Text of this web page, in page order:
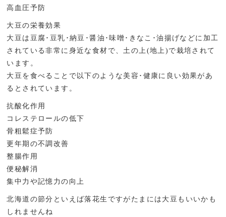
高血圧予防
大豆の栄養効果
大豆は豆腐･豆乳･納豆･醤油･味噌･きなこ･油揚げなどに加工
されている非常に身近な食材で、土の上(地上)で栽培されて
います。
大豆を食べることで以下のような美容･健康に良い効果があ
るとされています。
抗酸化作用
コレステロールの低下
骨粗鬆症予防
更年期の不調改善
整腸作用
便秘解消
集中力や記憶力の向上
北海道の節分といえば落花生ですがたまには大豆もいいかも
しれませんね